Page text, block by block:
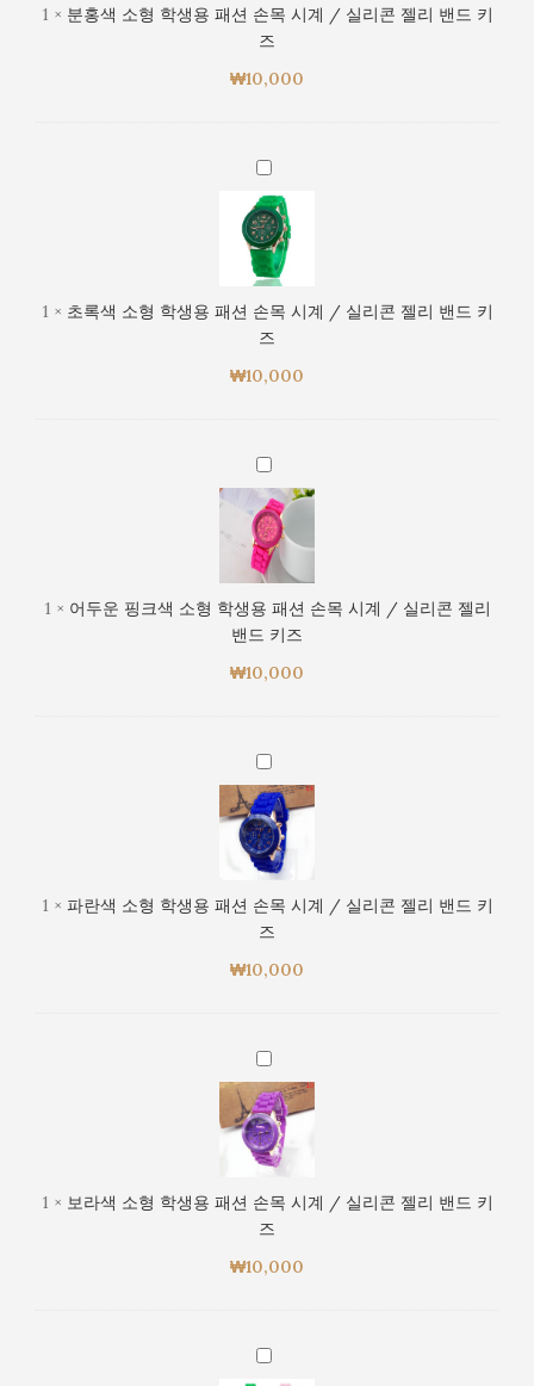
콘
젤
리
즈
생
용
패
목
계
/
실
리
콘
젤
리
즈
1 × 분홍색 소형 학생용 패션 손목 시계 / 실리콘 젤리 밴드 키
즈
₩10,000
초
록
색
소
형
생
용
패
목
계
/
실
리
콘
젤
리
즈
1 × 초록색 소형 학생용 패션 손목 시계 / 실리콘 젤리 밴드 키
즈
₩10,000
어
두
운
핑
크
소
형
학
패
손
목
시
계
/
실
리
밴
드
키
즈
1 × 어두운 핑크색 소형 학생용 패션 손목 시계 / 실리콘 젤리
밴드 키즈
₩10,000
파
란
색
소
형
생
용
패
목
계
/
실
콘
젤
리
즈
1 × 파란색 소형 학생용 패션 손목 시계 / 실리콘 젤리 밴드 키
즈
₩10,000
보
라
색
소
형
생
용
패
목
1 × 보라색 소형 학생용 패션 손목 시계 / 실리콘 젤리 밴드 키
즈
₩10,000
(랜